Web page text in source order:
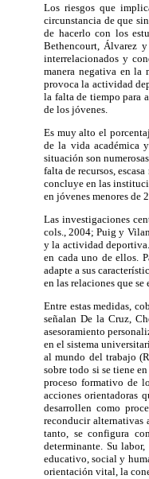
Los riesgos que
circunstancia de que
de hacerlo con los
Bethencourt, Álvarez
interrelacionados y
manera negativa en la
provoca la actividad
la falta de tiempo para
de los jóvenes.
Es muy alto el
de la vida académica
situación son
falta de recursos,
concluye en las
en jóvenes menores de
Las investigaciones
cols., 2004; Puig y
y la actividad
en cada uno de ellos.
adapte a sus
en las relaciones que
Entre estas medidas,
señalan De la Cruz,
asesoramiento
en el sistema
al mundo del trabajo
sobre todo si se tiene
proceso formativo de
acciones orientadoras
desarrollen como
reconducir alternativas
tanto, se configura
determinante. Su
educativo, social y
orientación vital, la